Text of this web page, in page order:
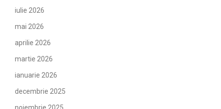
iulie 2026
mai 2026
aprilie 2026
martie 2026
ianuarie 2026
decembrie 2025